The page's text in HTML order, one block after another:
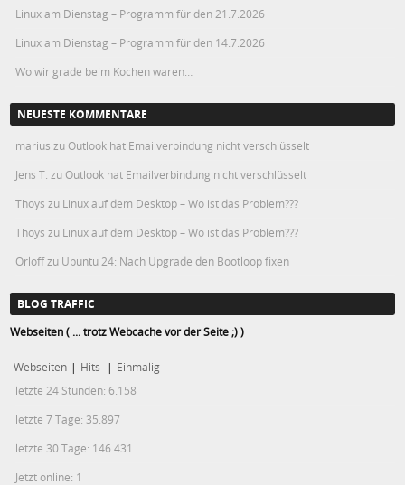
Linux am Dienstag – Programm für den 21.7.2026
Linux am Dienstag – Programm für den 14.7.2026
Wo wir grade beim Kochen waren…
NEUESTE KOMMENTARE
marius zu Outlook hat Emailverbindung nicht verschlüsselt
Jens T. zu Outlook hat Emailverbindung nicht verschlüsselt
Thoys zu Linux auf dem Desktop – Wo ist das Problem???
Thoys zu Linux auf dem Desktop – Wo ist das Problem???
Orloffzu Ubuntu 24: Nach Upgrade den Bootloop fixen
BLOG TRAFFIC
Webseiten ( ... trotz Webcache vor der Seite ;) )
Webseiten | Hits | Einmalig
letzte 24 Stunden:6.158
letzte 7 Tage: 35.897
letzte 30 Tage: 146.431
Jetzt online: 1